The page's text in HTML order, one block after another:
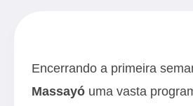
Encerrando a primeira
Massayó uma vasta